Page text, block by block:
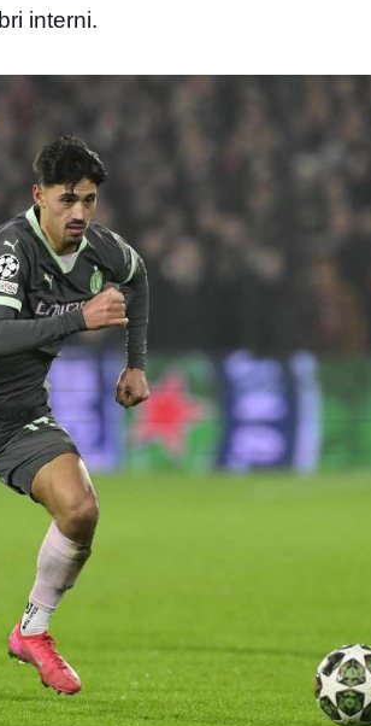
interni.